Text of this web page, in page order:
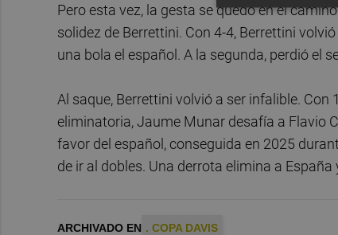
Pero esta vez, la gesta se quedó en el
solidez de Berrettini. Con 4-4, Berrettini
una bola el español. A la segunda, perdió el
Al saque, Berrettini volvió a ser infalible.
eliminatoria, Jaume Munar desafía a Flavio
favor del español, conseguida en 2025
de ir al dobles. Una derrota elimina a
ARCHIVADO EN . COPA DAVIS